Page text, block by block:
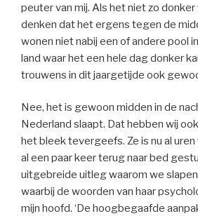
peuter van mij. Als het niet zo donker
denken dat het ergens tegen de
wonen niet nabij een of andere pool
land waar het een hele dag donker
trouwens in dit jaargetijde ook
Nee, het is gewoon midden in de
Nederland slaapt. Dat hebben wij
het bleek tevergeefs. Ze is nu al uren
al een paar keer terug naar bed
uitgebreide uitleg waarom we
waarbij de woorden van haar
mijn hoofd. ‘De hoogbegaafde